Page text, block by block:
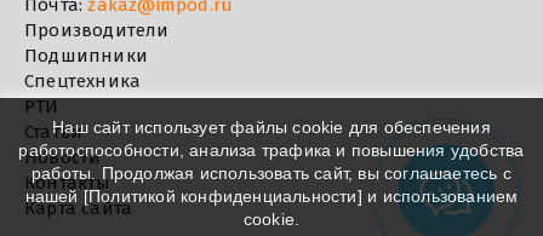
Почта:zakaz@impod.ru
Производители
Подшипники
Спецтехника
РТИ
Статьи
Новости
Контакты
Карта сайта
Наш сайт использует файлы cookie для обеспечения
работоспособности, анализа трафика и повышения удобства
работы. Продолжая использовать сайт, вы соглашаетесь с
нашей [Политикой конфиденциальности] и использованием
cookie.